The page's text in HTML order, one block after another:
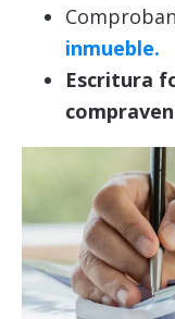
inmueble.
Escritura